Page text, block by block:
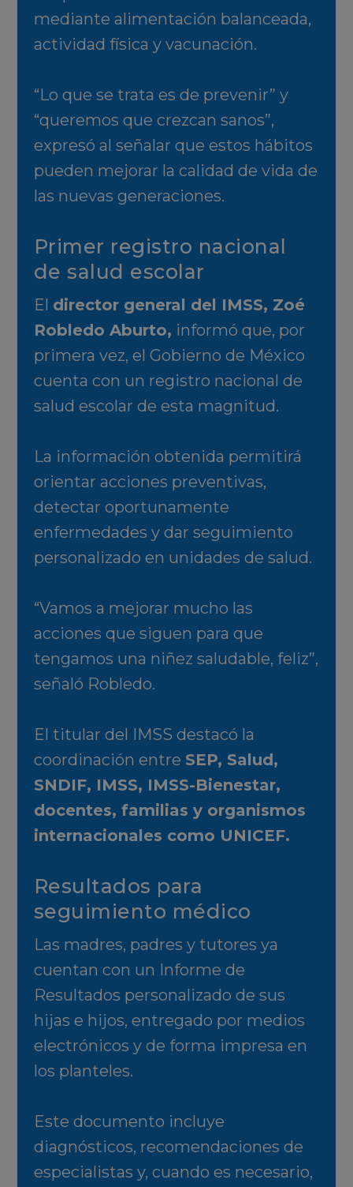
mediante alimentación balanceada,
actividad física y vacunación.
“Lo que se trata es de prevenir” y
“queremos que crezcan sanos”,
expresó al señalar que estos hábitos
pueden mejorar la calidad de vida de
las nuevas generaciones.
Primer registro nacional
de salud escolar
El director general del IMSS, Zoé
Robledo Aburto, informó que, por
primera vez, el Gobierno de México
cuenta con un registro nacional de
salud escolar de esta magnitud.
La información obtenida permitirá
orientar acciones preventivas,
detectar oportunamente
enfermedades y dar seguimiento
personalizado en unidades de salud.
“Vamos a mejorar mucho las
acciones que siguen para que
tengamos una niñez saludable, feliz”,
señaló Robledo.
El titular del IMSS destacó la
coordinación entre SEP, Salud,
SNDIF, IMSS, IMSS-Bienestar,
docentes, familias y organismos
internacionales como UNICEF.
Resultados para
seguimiento médico
Las madres, padres y tutores ya
cuentan con un Informe de
Resultados personalizado de sus
hijas e hijos, entregado por medios
electrónicos y de forma impresa en
los planteles.
Este documento incluye
diagnósticos, recomendaciones de
especialistas y, cuando es necesario,